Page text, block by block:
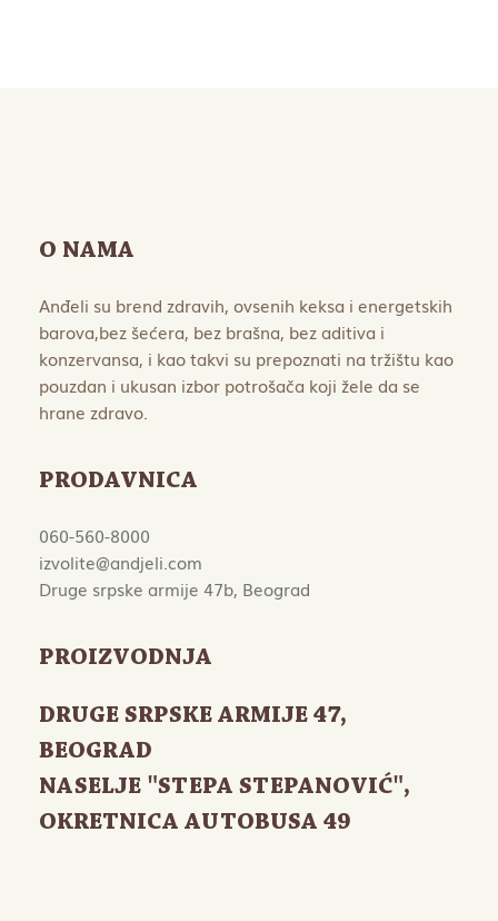
O NAMA
Anđeli su brend zdravih, ovsenih keksa i energetskih
barova,bez šećera, bez brašna, bez aditiva i
konzervansa, i kao takvi su prepoznati na tržištu kao
pouzdan i ukusan izbor potrošača koji žele da se
hrane zdravo.
PRODAVNICA
060-560-8000
izvolite@andjeli.com
Druge srpske armije 47b, Beograd
PROIZVODNJA
DRUGE SRPSKE ARMIJE 47,
BEOGRAD
NASELJE "STEPA STEPANOVIĆ",
OKRETNICA AUTOBUSA 49